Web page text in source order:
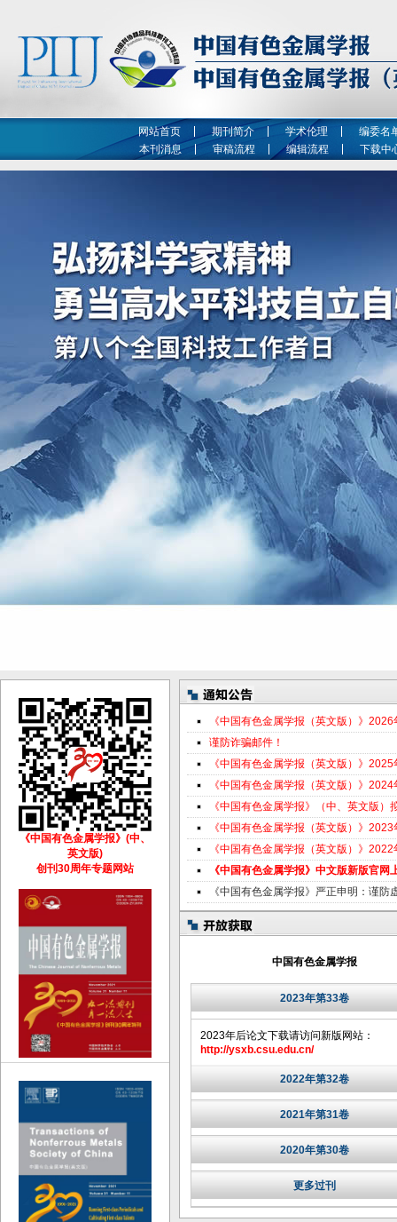
网站首页 期刊简介 学术伦理
编委名
本刊消息
审稿流程 编辑流程 下载中
《中国有色金属学报（英文版）》
谨防诈骗邮件！
《中国有色金属学报（英文版）》
《中国有色金属学报（英文版）》
《中国有色金属学报》（中、英文版
《中国有色金属学报（英文版）》
《中国有色金属学报（英文版）》
《中国有色金属学报》中文版新版官网
《中国有色金属学报》严正申明：谨防
中国有色金属学报
2023年第33卷
2023年后论文下载请访问新版网站：
http://ysxb.csu.edu.cn/
2022年第32卷
2021年第31卷
2020年第30卷
更多过刊
《中国有色金属学报》(中、
英文版)
创刊30周年专题网站